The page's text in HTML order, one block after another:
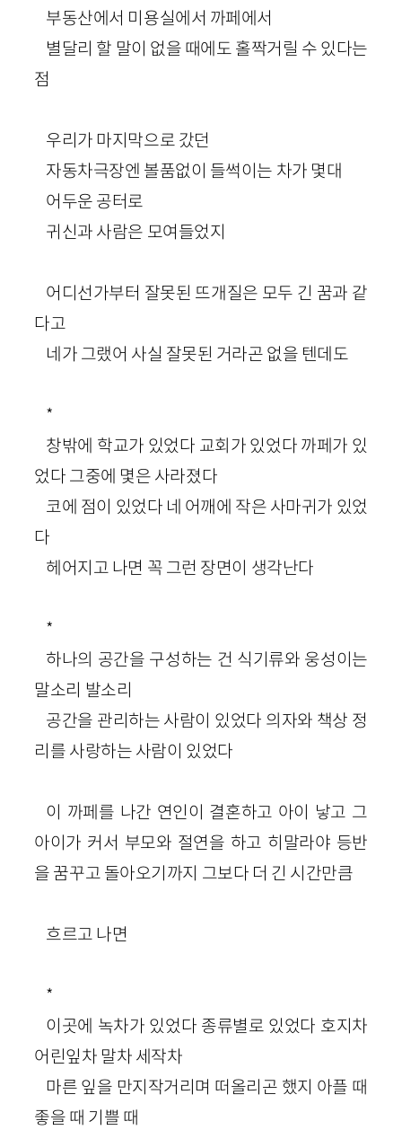
부동산에서 미용실에서 까페에서
별달리 할 말이 없을 때에도 홀짝거릴 수 있다는
점
우리가 마지막으로 갔던
자동차극장엔 볼품없이 들썩이는 차가 몇대
어두운 공터로
귀신과 사람은 모여들었지
어디선가부터 잘못된 뜨개질은 모두 긴 꿈과 같
다고
네가 그랬어 사실 잘못된 거라곤 없을 텐데도
*
창밖에 학교가 있었다 교회가 있었다 까페가 있
었다 그중에 몇은 사라졌다
코에 점이 있었다 네 어깨에 작은 사마귀가 있었
다
헤어지고 나면 꼭 그런 장면이 생각난다
*
하나의 공간을 구성하는 건 식기류와 웅성이는
말소리 발소리
공간을 관리하는 사람이 있었다 의자와 책상 정
리를 사랑하는 사람이 있었다
이 까페를 나간 연인이 결혼하고 아이 낳고 그
아이가 커서 부모와 절연을 하고 히말라야 등반
을 꿈꾸고 돌아오기까지 그보다 더 긴 시간만큼
흐르고 나면
*
이곳에 녹차가 있었다 종류별로 있었다 호지차
어린잎차 말차 세작차
마른 잎을 만지작거리며 떠올리곤 했지 아플 때
좋을 때 기쁠 때